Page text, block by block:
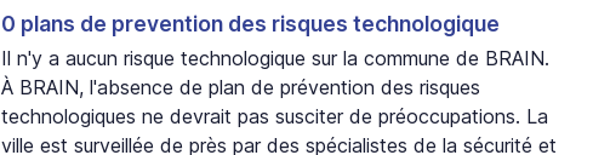
0 plans de prevention des risques technologique
Il n'y a aucun risque technologique sur la commune de BRAIN.
À BRAIN, l'absence de plan de prévention des risques
technologiques ne devrait pas susciter de préoccupations. La
ville est surveillée de près par des spécialistes de la sécurité et